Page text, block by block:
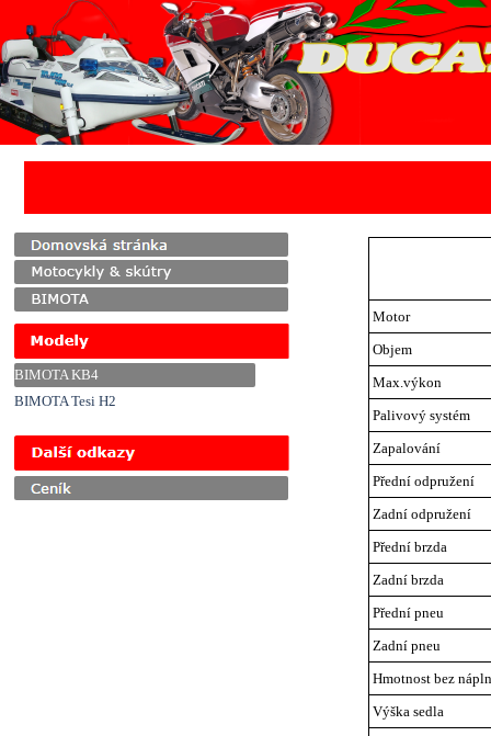
Přejít na obsah
BIMOTA KB4
BIMOTA Tesi H2
Motor
Objem
Max.výkon
Palivový systém
Zapalování
Přední odpružení
Zadní odpružení
Přední brzda
Zadní brzda
Přední pneu
Zadní pneu
Hmotnost bez
Výška sedla